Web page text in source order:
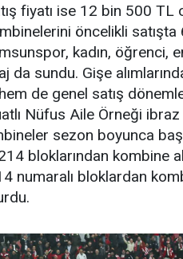
fiyatı ise 12 bin 500 TL
öncelikli satışta
kadın, öğrenci,
sundu. Gişe
de genel satış
Nüfus Aile Örneği ibraz
sezon boyunca
bloklarından kombine
numaralı bloklardan